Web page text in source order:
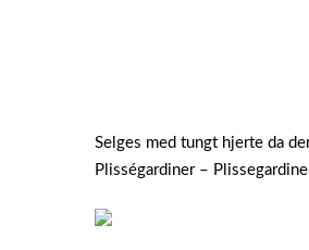
Selges med tungt hjerte da
Plisségardiner –